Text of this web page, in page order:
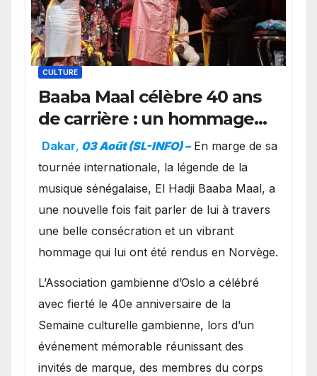
CULTURE
Baaba Maal célèbre 40 ans
de carrière : un hommage
exceptionnel à Oslo en
présence de la famille
royale.
Dakar, 03 Août (SL-INFO) – ​En marge de sa
tournée internationale, la légende de la
musique sénégalaise, El Hadji Baaba Maal, a
une nouvelle fois fait parler de lui à travers
une belle consécration et un vibrant
hommage qui lui ont été rendus en Norvège.
​L’Association gambienne d’Oslo a célébré
avec fierté le 40e anniversaire de la
Semaine culturelle gambienne, lors d’un
événement mémorable réunissant des
invités de marque, des membres du corps